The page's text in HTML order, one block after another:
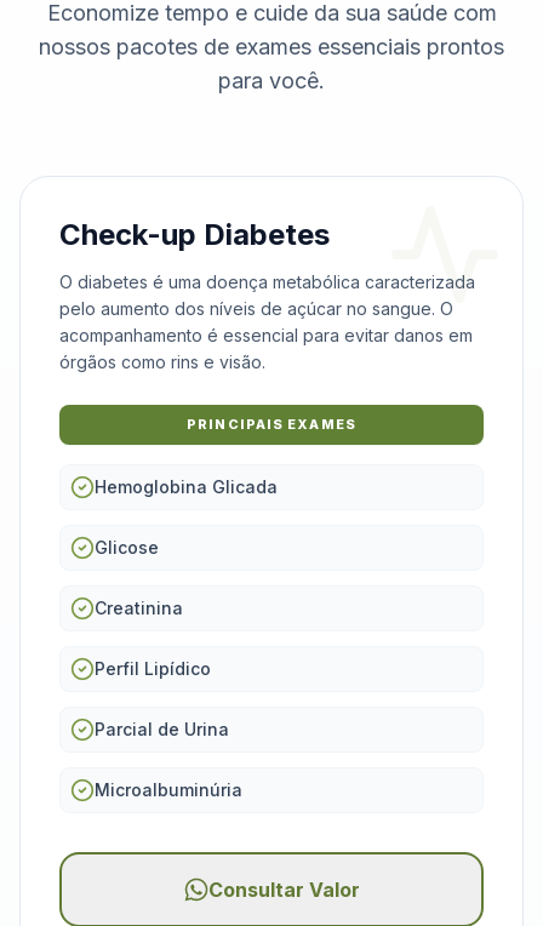
Economize tempo e cuide da sua saúde com
nossos pacotes de exames essenciais prontos
para você.
Check-up Diabetes
O diabetes é uma doença metabólica caracterizada
pelo aumento dos níveis de açúcar no sangue. O
acompanhamento é essencial para evitar danos em
órgãos como rins e visão.
PRINCIPAIS EXAMES
Hemoglobina Glicada
Glicose
Creatinina
Perfil Lipídico
Parcial de Urina
Microalbuminúria
Consultar Valor